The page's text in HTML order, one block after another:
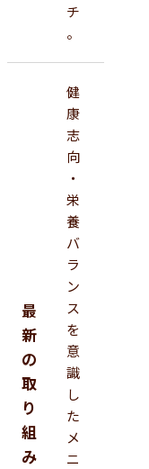
チ
。
最
新
の
取
り
組
み
健
康
志
向
・
栄
養
バ
ラ
ン
ス
を
意
識
し
た
メ
ニ